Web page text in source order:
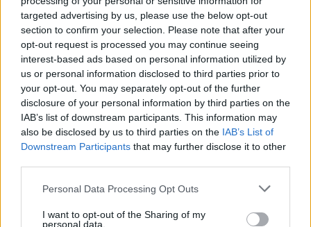
targeted advertising by us, please use the below opt-out
section to confirm your selection. Please note that after your
opt-out request is processed you may continue seeing
interest-based ads based on personal information utilized by
us or personal information disclosed to third parties prior to
your opt-out. You may separately opt-out of the further
disclosure of your personal information by third parties on the
IAB’s list of downstream participants. This information may
also be disclosed by us to third parties on the IAB’s List of
Downstream Participants that may further disclose it to other
Please note that this website/app uses one or more Google
not limited to your visit or usage behaviour. You may click to
Personal Data Processing Opt Outs
I want to opt-out of the Sharing of my
personal data.
μεγαλύτερων παιδιών τους, ενώ κατά το παρελθόν
έχει καταδικαστεί για ενδοοικογενειακή βία και του
αφαιρέθηκε η άσκηση της γονικής μέριμνας.